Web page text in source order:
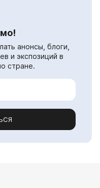
анонсы, блоги,
и экспозиций в
стране.